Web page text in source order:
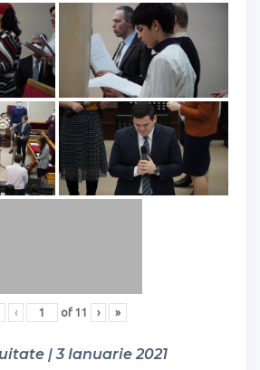
‹ of 11 › »
| 3 Ianuarie 2021